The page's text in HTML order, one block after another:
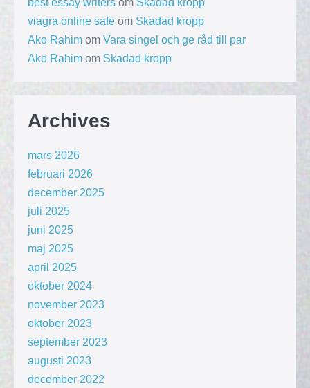
viagra online safe om Skadad kropp
Ako Rahim om Vara singel och ge råd till par
Ako Rahim om Skadad kropp
Archives
mars 2026
februari 2026
december 2025
juli 2025
juni 2025
maj 2025
april 2025
oktober 2024
november 2023
oktober 2023
september 2023
augusti 2023
december 2022